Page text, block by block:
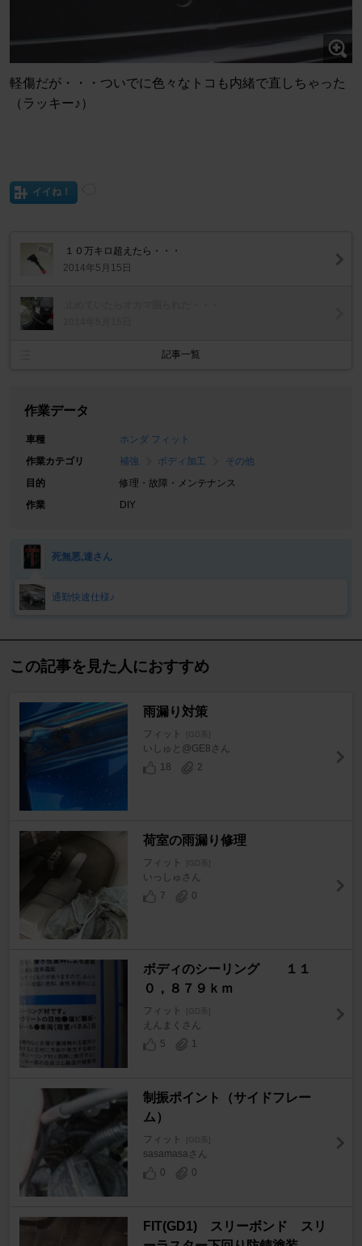
軽傷だが・・・ついでに色々なトコも内緒で直しちゃった
（ラッキー♪）
イイね！
１０万キロ超えたら・・・
2014年5月15日
記事一覧
作業データ
車種
ホンダ フィット
作業カテゴリ
補強 ボディ加工
その他
目的
修理・故障・メンテナンス
作業
DIY
死無悪,達さん
通勤快速仕様♪
この記事を見た人におすすめ
雨漏り対策
フィット [GD系]
いしゅと@GE8さん
18
2
荷室の雨漏り修理
フィット [GD系]
いっしゅさん
7
0
ボディのシーリング １１
０，８７９ｋｍ
フィット [GD系]
えんまくさん
5
1
制振ポイント（サイドフレー
ム）
フィット [GD系]
sasamasaさん
0
0
FIT(GD1) スリーボンド スリ